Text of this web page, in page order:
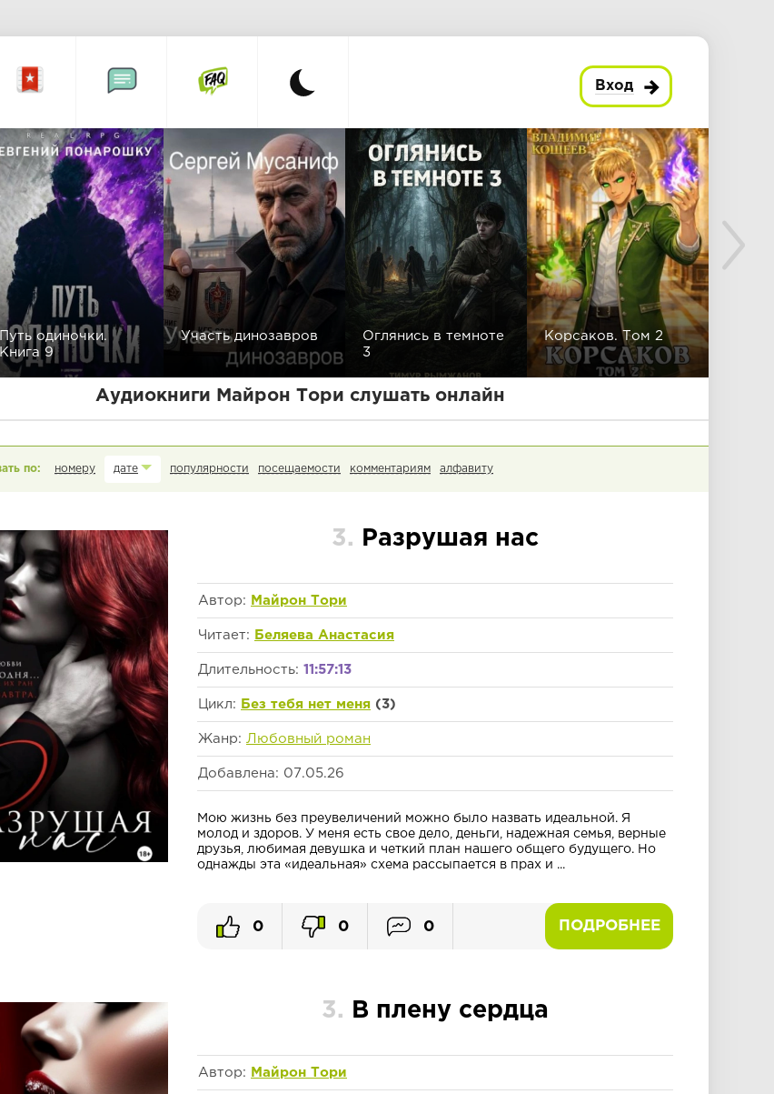
Вход
Путь одиночки.
Книга 9
Участь динозавров
Оглянись в темноте
3
Корсаков. Том 2
Аудиокниги Майрон Тори слушать онлайн
номеру дате популярности посещаемости комментариям алфавиту
3. Разрушая нас
Автор: Майрон Тори
Читает: Беляева Анастасия
Длительность: 11:57:13
Цикл: Без тебя нет меня (3)
Жанр: Любовный роман
Добавлена: 07.05.26
Мою жизнь без преувеличений можно было назвать идеальной. Я
молод и здоров. У меня есть свое дело, деньги, надежная семья, верные
друзья, любимая девушка и четкий план нашего общего будущего. Но
однажды эта «идеальная» схема рассыпается в прах и ...
ПОДРОБНЕЕ
0 0 0
3. В плену сердца
Автор: Майрон Тори